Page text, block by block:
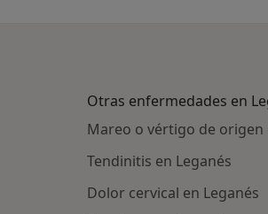
Otras enfermedades en
Mareo o vértigo de origen
Tendinitis en Leganés
Dolor cervical en Leganés